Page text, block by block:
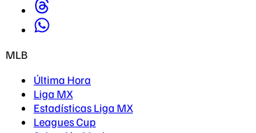
MLB
Última Hora
Liga MX
Estadísticas Liga MX
Leagues Cup